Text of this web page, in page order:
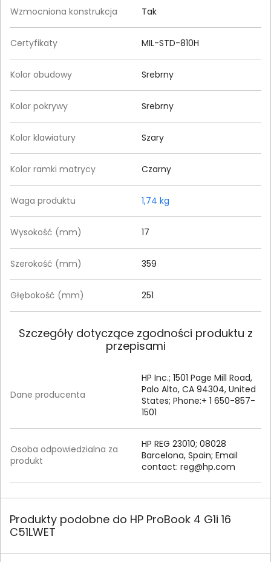
Wzmocniona konstrukcja Tak
Certyfikaty MIL-STD-810H
Kolor obudowy Srebrny
Kolor pokrywy Srebrny
Kolor klawiatury Szary
Kolor ramki matrycy Czarny
Waga produktu 1,74 kg
Wysokość (mm) 17
Szerokość (mm) 359
Głębokość (mm) 251
Szczegóły dotyczące zgodności produktu z
przepisami
Dane producenta
HP Inc.; 1501 Page Mill Road,
Palo Alto, CA 94304, United
States; Phone:+ 1 650-857-
1501
Osoba odpowiedzialna za
produkt
HP REG 23010; 08028
Barcelona, Spain; Email
contact: reg@hp.com
Produkty podobne do HP ProBook 4 G1i 16
C51LWET